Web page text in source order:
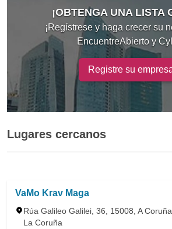
¡OBTENGA UNA LISTA
¡Regístrese y haga crecer su
EncuentreAbierto y
Registre su
Lugares cercanos
VaMo Krav Maga
Rúa Galileo Galilei, 36, 15008, A Coruña,
La Coruña